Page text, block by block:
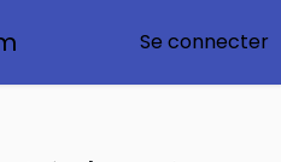
Se connecter